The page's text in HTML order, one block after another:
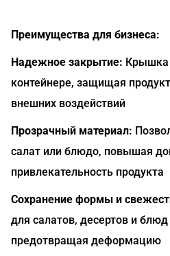
Преимущества для бизнеса:
Надежное закрытие: Крышка
контейнере, защищая
внешних воздействий
Прозрачный материал:
салат или блюдо, повышая
привлекательность продукта
Сохранение формы и
для салатов, десертов и
предотвращая деформацию